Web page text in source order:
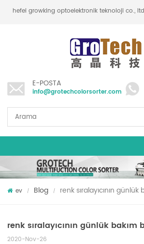
hefei growking optoelektronik teknoloji co., ltd
E-POSTA
info@grotechcolorsorter.com
ev / Blog / renk sıralayıcının günlük
renk sıralayıcının günlük bakım
2020-Nov-26